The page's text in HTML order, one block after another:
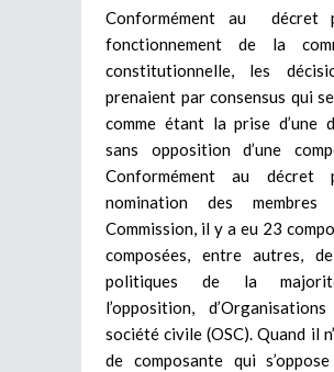
Conformément au décret
fonctionnement de la
constitutionnelle, les
prenaient par consensus qui
comme étant la prise d’une
sans opposition d’une
Conformément au décret
nomination des
Commission, il y a eu 23
composées, entre autres,
politiques de la
l’opposition,
société civile (OSC). Quand il
de composante qui